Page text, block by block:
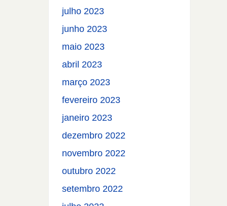
julho 2023
junho 2023
maio 2023
abril 2023
março 2023
fevereiro 2023
janeiro 2023
dezembro 2022
novembro 2022
outubro 2022
setembro 2022